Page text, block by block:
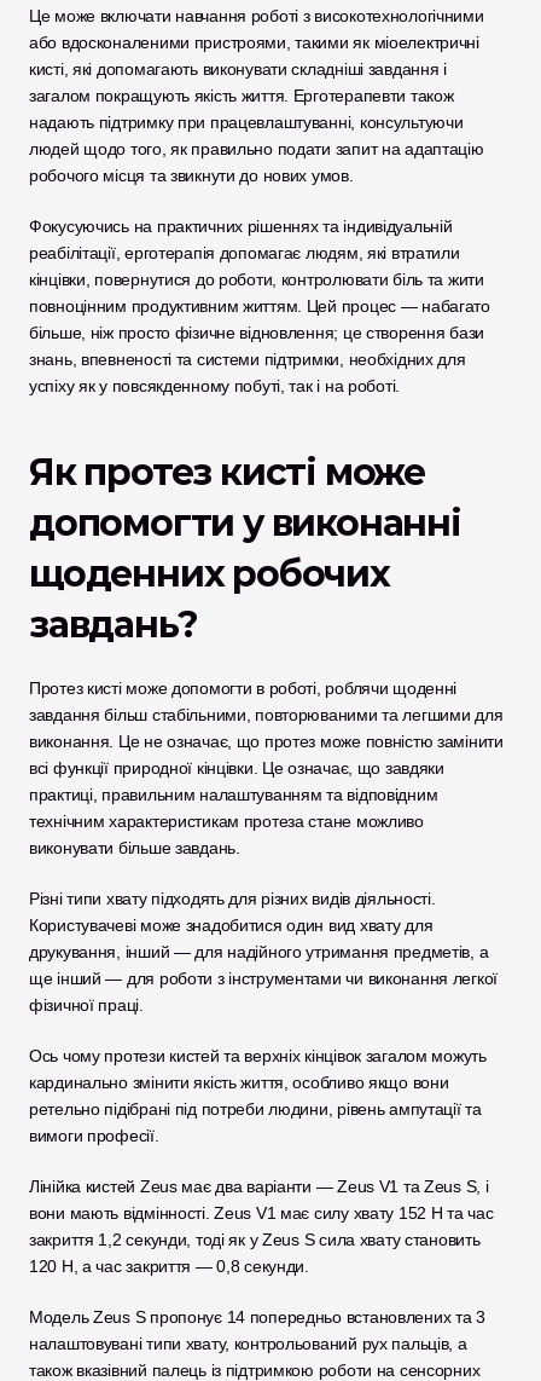
Це може включати навчання роботі з високотехнологічними
або вдосконаленими пристроями, такими як міоелектричні
кисті, які допомагають виконувати складніші завдання і
загалом покращують якість життя. Ерготерапевти також
надають підтримку при працевлаштуванні, консультуючи
людей щодо того, як правильно подати запит на адаптацію
робочого місця та звикнути до нових умов.
Фокусуючись на практичних рішеннях та індивідуальній
реабілітації, ерготерапія допомагає людям, які втратили
кінцівки, повернутися до роботи, контролювати біль та жити
повноцінним продуктивним життям. Цей процес — набагато
більше, ніж просто фізичне відновлення; це створення бази
знань, впевненості та системи підтримки, необхідних для
успіху як у повсякденному побуті, так і на роботі.
Як протез кисті може
допомогти у виконанні
щоденних робочих
завдань?
Протез кисті може допомогти в роботі, роблячи щоденні
завдання більш стабільними, повторюваними та легшими для
виконання. Це не означає, що протез може повністю замінити
всі функції природної кінцівки. Це означає, що завдяки
практиці, правильним налаштуванням та відповідним
технічним характеристикам протеза стане можливо
виконувати більше завдань.
Різні типи хвату підходять для різних видів діяльності.
Користувачеві може знадобитися один вид хвату для
друкування, інший — для надійного утримання предметів, а
ще інший — для роботи з інструментами чи виконання легкої
фізичної праці.
Ось чому протези кистей та верхніх кінцівок загалом можуть
кардинально змінити якість життя, особливо якщо вони
ретельно підібрані під потреби людини, рівень ампутації та
вимоги професії.
Лінійка кистей Zeus має два варіанти — Zeus V1 та Zeus S, і
вони мають відмінності. Zeus V1 має силу хвату 152 Н та час
закриття 1,2 секунди, тоді як у Zeus S сила хвату становить
120 Н, а час закриття — 0,8 секунди.
Модель Zeus S пропонує 14 попередньо встановлених та 3
налаштовувані типи хвату, контрольований рух пальців, а
також вказівний палець із підтримкою роботи на сенсорних